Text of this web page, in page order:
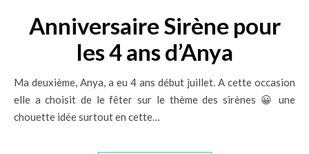
Anniversaire Sirène pour
les 4 ans d’Anya
Ma deuxième, Anya, a eu 4 ans début juillet. A cette occasion
elle a choisit de le fêter sur le thème des sirènes 😀 une
chouette idée surtout en cette…